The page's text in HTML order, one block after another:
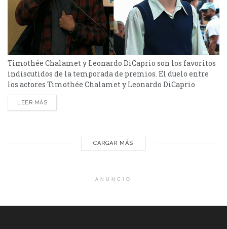
Timothée Chalamet y Leonardo DiCaprio son los favoritos
indiscutidos de la temporada de premios. El duelo entre
los actores Timothée Chalamet y Leonardo DiCaprio
promete mantener viva a esta temporada de premios que
empezó en pasado domingo con los Critics Choice Awards
LEER MÁS
CARGAR MÁS
ANUNCIO